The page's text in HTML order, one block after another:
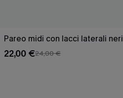
Pareo midi con lacci laterali neri
22,00 €24,00 €